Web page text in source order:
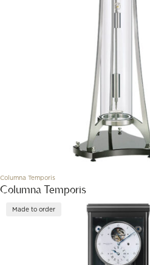
Columna Temporis
Columna Temporis
Made to order